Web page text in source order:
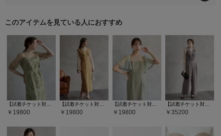
このアイテムを見ている人におすすめ
19800 19800 19800 35200